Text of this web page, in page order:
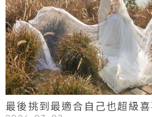
123
Read More
最後挑到最適合自己也超級